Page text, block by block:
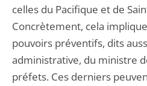
celles du Pacifique et de
Concrètement, cela
pouvoirs préventifs, dits
administrative, du ministre
préfets. Ces derniers